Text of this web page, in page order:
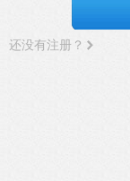
还没有注册？